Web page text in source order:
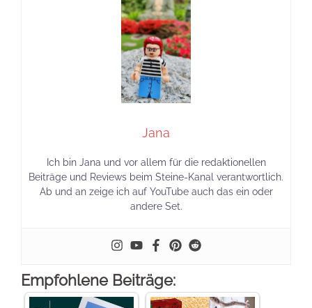
Jana
Ich bin Jana und vor allem für die redaktionellen
Beiträge und Reviews beim Steine-Kanal verantwortlich.
Ab und an zeige ich auf YouTube auch das ein oder
andere Set.
Empfohlene Beiträge: